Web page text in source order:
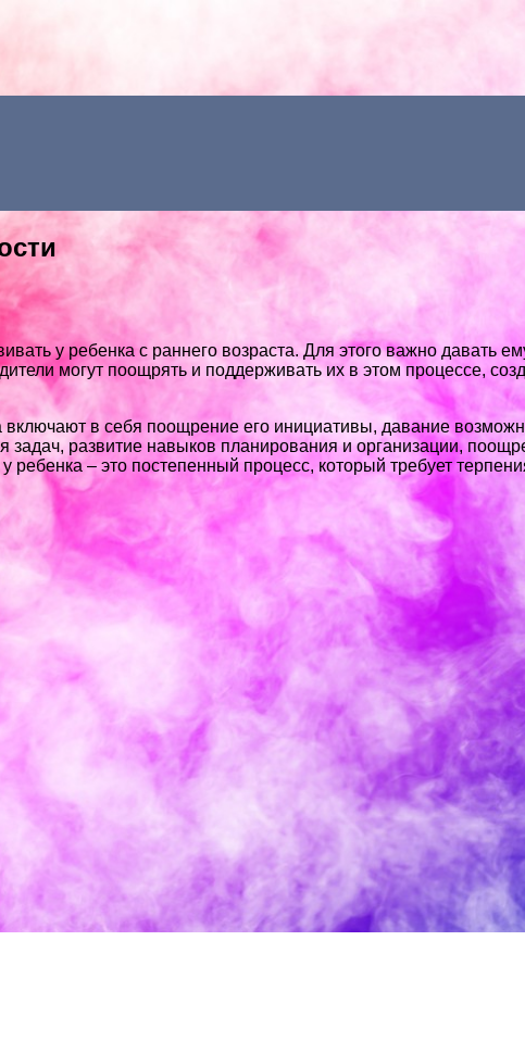
у ребенка с раннего возраста. Для этого важно давать
могут поощрять и поддерживать их в этом процессе,
в себя поощрение его инициативы, давание
развитие навыков планирования и организации,
ребенка – это постепенный процесс, который требует